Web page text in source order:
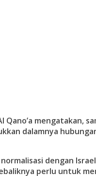
Qano’a mengatakan,
dalamnya
dengan
perlu untuk